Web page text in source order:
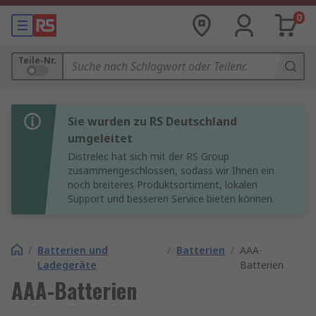
0
Teile-Nr.
Sie wurden zu RS Deutschland
umgeleitet
Distrelec hat sich mit der RS Group
zusammengeschlossen, sodass wir Ihnen ein
noch breiteres Produktsortiment, lokalen
Support und besseren Service bieten können.
/ Batterien und
Ladegeräte
/ Batterien / AAA-
Batterien
AAA-Batterien